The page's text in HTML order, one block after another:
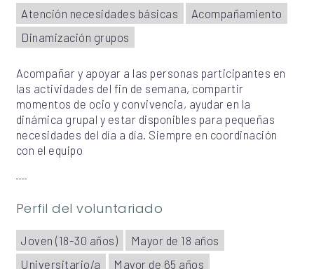
Atención necesidades básicas
Acompañamiento
Dinamización grupos
Acompañar y apoyar a las personas participantes en
las actividades del fin de semana, compartir
momentos de ocio y convivencia, ayudar en la
dinámica grupal y estar disponibles para pequeñas
necesidades del día a día. Siempre en coordinación
con el equipo
Perfil del voluntariado
Joven (18-30 años)
Mayor de 18 años
Universitario/a
Mayor de 65 años